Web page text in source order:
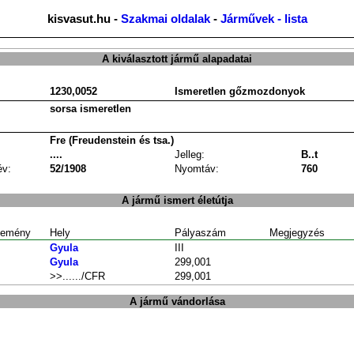
kisvasut.hu - Szakmai oldalak- Járművek - lista
A kiválasztott jármű alapadatai
1230,0052
Ismeretlen gőzmozdonyok
sorsa ismeretlen
Fre (Freudenstein és tsa.)
....
Jelleg:
B..t
52/1908 Nyomtáv: 760
A jármű ismert életútja
Hely Pályaszám
Megjegyzés
Gyula
Gyula
299,001
>>....../CFR
299,001
A jármű vándorlása